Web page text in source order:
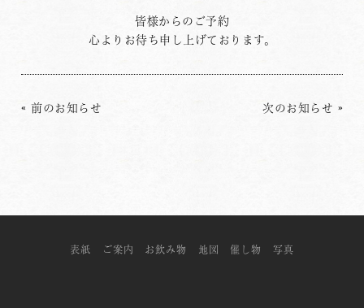
皆様からのご予約
心よりお待ち申し上げております。
« 前のお知らせ 次のお知らせ »
表紙 ご案内 お飲み物 地図 催し物 写真